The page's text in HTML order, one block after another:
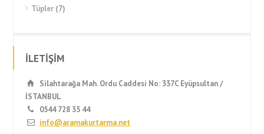
Tüpler (7)
İLETİŞİM
Silahtarağa Mah. Ordu Caddesi No: 337C Eyüpsultan /
İSTANBUL
0544 728 35 44
info@aramakurtarma.net